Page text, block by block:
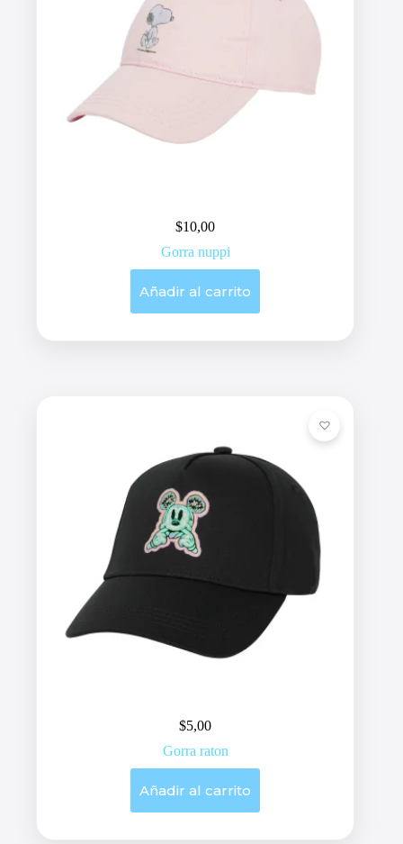
$10,00
Gorra nuppi
Añadir al carrito
$5,00
Gorra raton
Añadir al carrito